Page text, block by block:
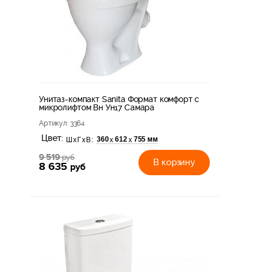
Унитаз-компакт Sanita Формат комфорт с
микролифтом Вн Ун17 Самара
Артикул: 3364
Цвет: ШхГхВ: 360х 612х 755 мм
9 519руб
8 635 руб В корзину